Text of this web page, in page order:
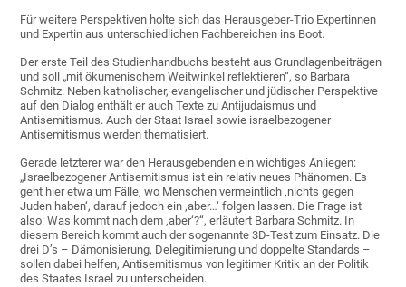
Für weitere Perspektiven holte sich das Herausgeber-Trio Expertinnen
und Expertin aus unterschiedlichen Fachbereichen ins Boot.
Der erste Teil des Studienhandbuchs besteht aus Grundlagenbeiträgen
und soll „mit ökumenischem Weitwinkel reflektieren“, so Barbara
Schmitz. Neben katholischer, evangelischer und jüdischer Perspektive
auf den Dialog enthält er auch Texte zu Antijudaismus und
Antisemitismus. Auch der Staat Israel sowie israelbezogener
Antisemitismus werden thematisiert.
Gerade letzterer war den Herausgebenden ein wichtiges Anliegen:
„Israelbezogener Antisemitismus ist ein relativ neues Phänomen. Es
geht hier etwa um Fälle, wo Menschen vermeintlich ‚nichts gegen
Juden haben‘, darauf jedoch ein ‚aber…‘ folgen lassen. Die Frage ist
also: Was kommt nach dem ‚aber‘?“, erläutert Barbara Schmitz. In
diesem Bereich kommt auch der sogenannte 3D-Test zum Einsatz. Die
drei D’s – Dämonisierung, Delegitimierung und doppelte Standards –
sollen dabei helfen, Antisemitismus von legitimer Kritik an der Politik
des Staates Israel zu unterscheiden.